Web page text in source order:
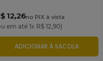
12,26no PIX à vista
em até 1x R$ 12,90)
ADICIONAR À SACOLA